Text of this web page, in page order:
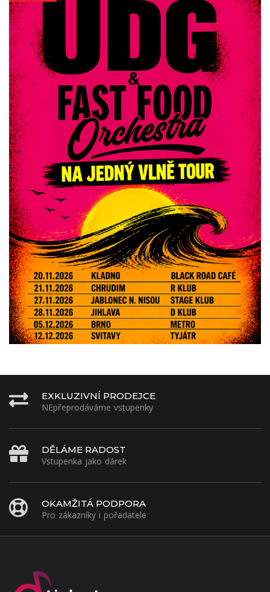
EXKLUZIVNÍ PRODEJCE
NEpřeprodáváme vstupenky
DĚLÁME RADOST
Vstupenka jako dárek
OKAMŽITÁ PODPORA
Pro zákazníky i pořadatele